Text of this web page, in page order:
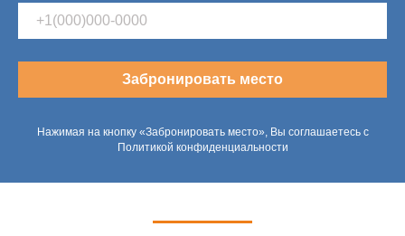
Забронировать место
Нажимая на кнопку «Забронировать место», Вы соглашаетесь с
Политикой конфиденциальности